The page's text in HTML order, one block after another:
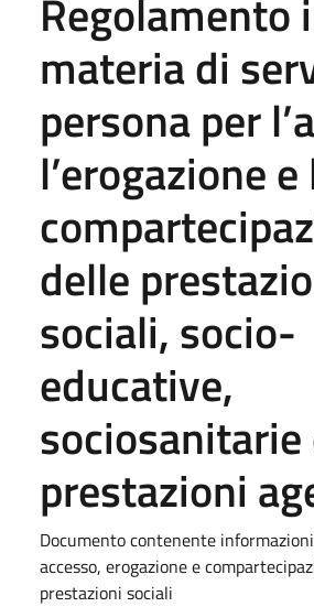
Regolamento
materia di
persona per
l’erogazione e
delle
sociali, socio-
educative,
sociosanitarie
prestazioni
Documento contenente
accesso, erogazione e
prestazioni sociali